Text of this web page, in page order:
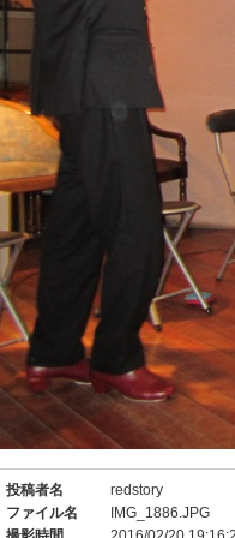
投稿者名
redstory
ファイル名
IMG_1886.JPG